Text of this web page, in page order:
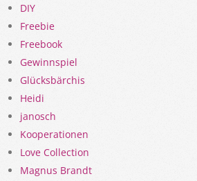
DIY
Freebie
Freebook
Gewinnspiel
Glücksbärchis
Heidi
janosch
Kooperationen
Love Collection
Magnus Brandt